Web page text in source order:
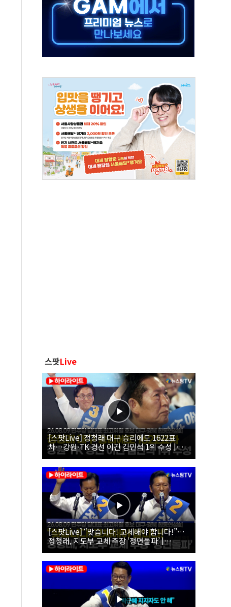
스팟Live
[스팟Live] 정청래 대구 승리에도 1622표
차…강원·TK 경선 이긴 김민석 1위 수성 |
26.08.09 더불어민주당 당대표·최고위원 후
보 대구·경북 합동연설회
[스팟Live] “맞습니다! 교체해야 합니다!”…
정청래, 지도부 교체 주장 ‘정면돌파’ |
26.08.09 더불어민주당 당대표·최고위원 후
보 대구·경북 합동연설회